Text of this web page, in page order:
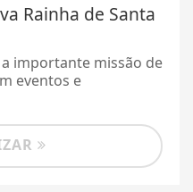
Rainha de Santa
importante missão de
eventos e